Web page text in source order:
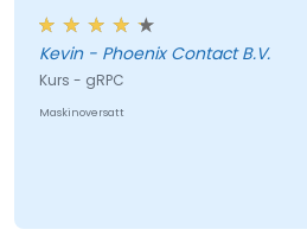
Kevin - Phoenix Contact B.V.
Kurs - gRPC
Maskinoversatt